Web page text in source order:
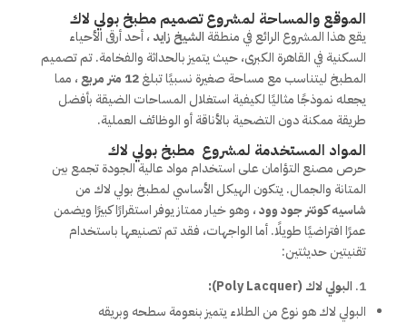
الموقع والمساحة لمشروع تصميم مطبخ بولي لاك
يقع هذا المشروع الرائع في منطقة الشيخ زايد ، أحد أرقى الأحياء
السكنية في القاهرة الكبرى، حيث يتميز بالحداثة والفخامة. تم تصميم
المطبخ ليتناسب مع مساحة صغيرة نسبيًا تبلغ12 متر مربع
، مما
يجعله نموذجًا مثاليًا لكيفية استغلال المساحات الضيقة بأفضل
طريقة ممكنة دون التضحية بالأناقة أو الوظائف العملية.
المواد المستخدمة لمشروع مطبخ بولي لاك
حرص مصنع التؤامان على استخدام مواد عالية الجودة تجمع بين
المتانة والجمال. يتكون الهيكل الأساسي لمطبخ بولي لاك من
شاسيه كونتر جود وود، وهو خيار ممتاز يوفر استقرارًا كبيرًا ويضمن
عمرًا افتراضيًا طويلًا. أما الواجهات، فقد تم تصنيعها باستخدام
تقنيتين حديثتين:
البولي لاك (Poly Lacquer):
البولي لاك هو نوع من الطلاء يتميز بنعومة سطحه وبريقه